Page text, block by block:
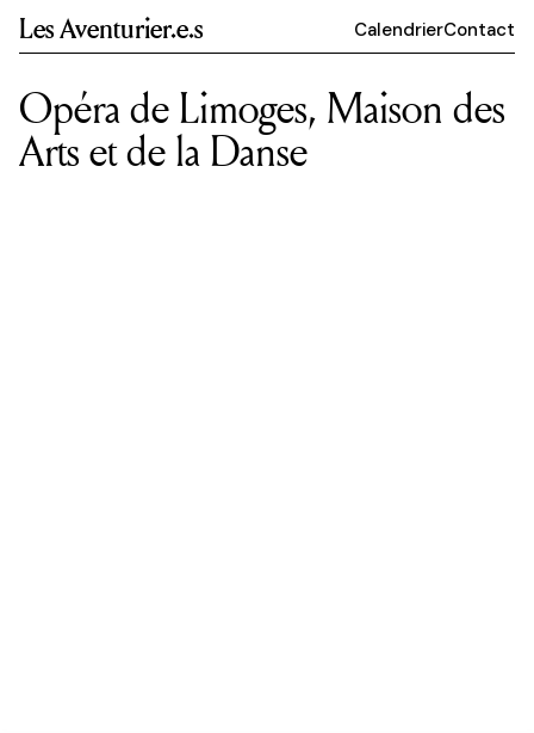
Les Aventurier.e.s CalendrierContact
Opéra de Limoges, Maison des
Arts et de la Danse